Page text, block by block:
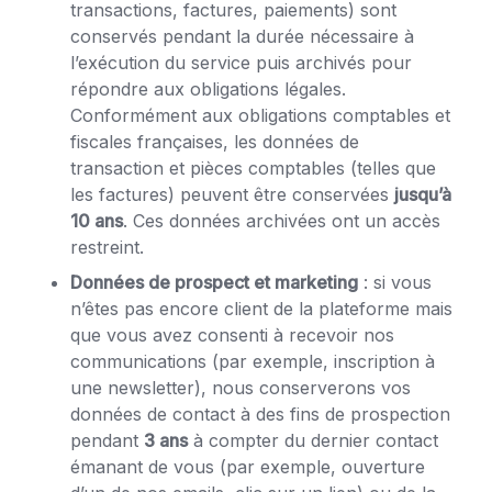
transactions, factures, paiements) sont
conservés pendant la durée nécessaire à
l’exécution du service puis archivés pour
répondre aux obligations légales.
Conformément aux obligations comptables et
fiscales françaises, les données de
transaction et pièces comptables (telles que
les factures) peuvent être conservées jusqu’à
10 ans. Ces données archivées ont un accès
restreint.
Données de prospect et marketing : si vous
n’êtes pas encore client de la plateforme mais
que vous avez consenti à recevoir nos
communications (par exemple, inscription à
une newsletter), nous conserverons vos
données de contact à des fins de prospection
pendant 3 ansà compter du dernier contact
émanant de vous (par exemple, ouverture